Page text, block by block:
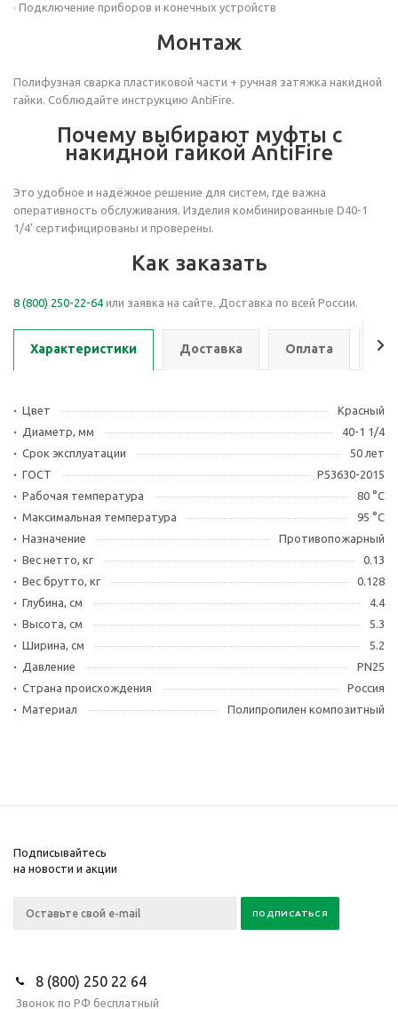
· Подключение приборов и конечных устройств
Монтаж
Полифузная сварка пластиковой части + ручная затяжка накидной
гайки. Соблюдайте инструкцию AntiFire.
Почему выбирают муфты с
накидной гайкой AntiFire
Это удобное и надёжное решение для систем, где важна
оперативность обслуживания. Изделия комбинированные D40-1
1/4' сертифицированы и проверены.
Как заказать
8 (800) 250-22-64 или заявка на сайте. Доставка по всей России.
Характеристики Доставка Оплата
Цвет
Красный
Диаметр, мм
40-1 1/4
Срок эксплуатации
50 лет
ГОСТ
Р53630-2015
Рабочая температура
80 °С
Максимальная температура
95 °С
Назначение
Противопожарный
Вес нетто, кг
0.13
Вес брутто, кг
0.128
Глубина, см
4.4
Высота, см
5.3
Ширина, см
5.2
Давление
PN25
Страна происхождения
Россия
Материал
Полипропилен композитный
Подписывайтесь
на новости и акции
8 (800) 250 22 64
Звонок по РФ бесплатный